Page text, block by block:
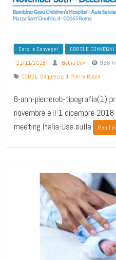
Corsi e Convegni
CORSI E
21/11/2018
Babis Odv 968
CORSI, Sequenza di Pierre Robin
8-ann-pierrerob-tipografia(1)
novembre e il 1 dicembre
meeting Italia-Usa sulla
Read